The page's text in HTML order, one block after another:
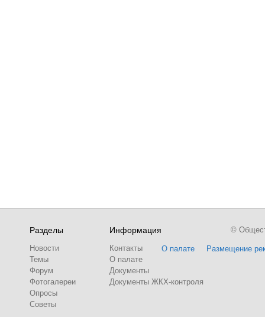
Разделы
Новости
Темы
Форум
Фотогалереи
Опросы
Советы
Информация
Контакты
О палате
Документы
Документы ЖКХ-контроля
О палате Размещение
©